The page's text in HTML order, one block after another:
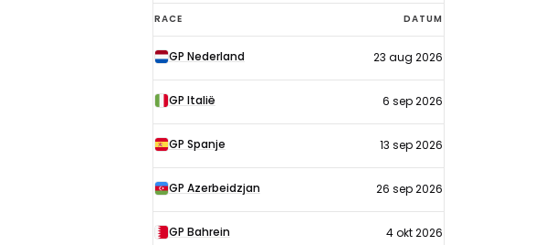
F1-
kalender
2026
RACE DATUM
GP Nederland 23 aug 2026
GP Italië 6 sep 2026
GP Spanje 13 sep 2026
GP Azerbeidzjan 26 sep 2026
GP Bahrein 4 okt 2026